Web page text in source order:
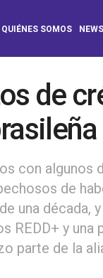
QUIÉNES SOMOS
de
con
de
una década,
y una
parte de la